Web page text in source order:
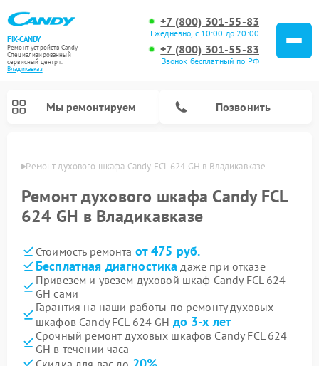
FIX-CANDY
Ремонт устройств Candy
Специализированный
cервисный центр г.
Владикавказ
+7 (800) 301-55-83
Ежедневно, с 10:00 до 20:00
+7 (800) 301-55-83
Звонок бесплатный по РФ
Мы ремонтируем Позвонить
Ремонт духового шкафа Candy FCL 624 GH в Владикавказе
Ремонт духового шкафа Candy FCL
624 GH в Владикавказе
Стоимость ремонта от 475 руб.
Бесплатная диагностика даже при отказе
Привезем и увезем духовой шкаф Candy FCL 624
GH сами
Гарантия на наши работы по ремонту духовых
шкафов Candy FCL 624 GH до 3-х лет
Срочный ремонт духовых шкафов Candy FCL 624
GH в течении часа